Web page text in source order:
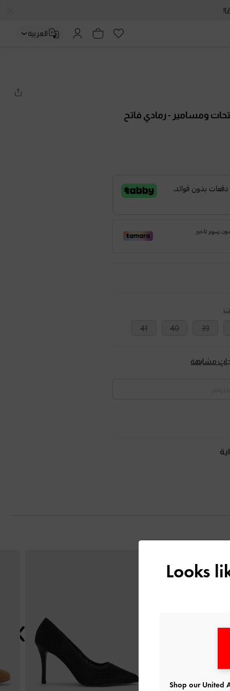
العربية
ومسامير - رمادي فاتح
39
40
41
مشابهة
Looks
Shop our United